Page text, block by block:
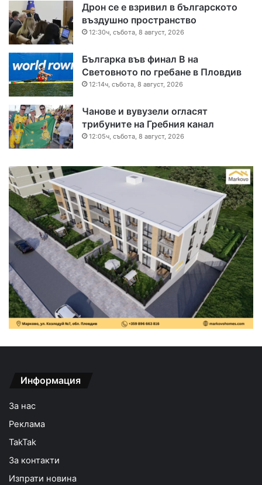
Дрон се е взривил в българското
въздушно пространство
12:30ч, събота, 8 август, 2026
Българка във финал B на
Световното по гребане в Пловдив
12:14ч, събота, 8 август, 2026
Чанове и вувузели огласят
трибуните на Гребния канал
12:05ч, събота, 8 август, 2026
Информация
За нас
Реклама
TakTak
За контакти
Изпрати новина